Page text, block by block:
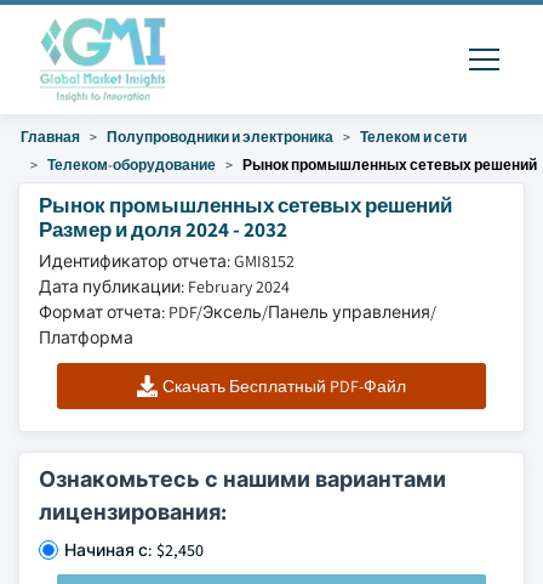
Главная Полупроводники и электроника
Телеком и сети
Телеком-оборудование
Рынок промышленных сетевых решений
Рынок промышленных сетевых решений
Размер и доля 2024 - 2032
Идентификатор отчета: GMI8152
Дата публикации: February 2024
Формат отчета: PDF/Эксель/Панель управления/
Платформа
Скачать Бесплатный PDF-Файл
Ознакомьтесь с нашими вариантами
лицензирования:
Начиная с: $2,450